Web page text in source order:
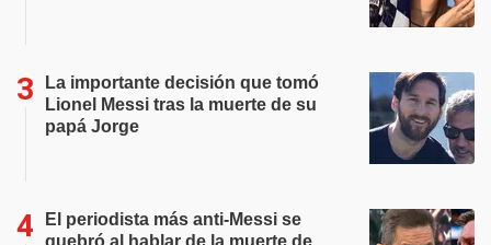
La importante decisión que tomó
Lionel Messi tras la muerte de su
papá Jorge
El periodista más anti-Messi se
quebró al hablar de la muerte de